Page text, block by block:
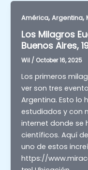
América,Argentina,
Los Milagros
Buenos Aires,
Wil / October 16, 2025
Los primeros
ver son tres
Argentina. Esto lo
estudiados y con
internet donde se
científicos. Aquí
uno de estos
https://